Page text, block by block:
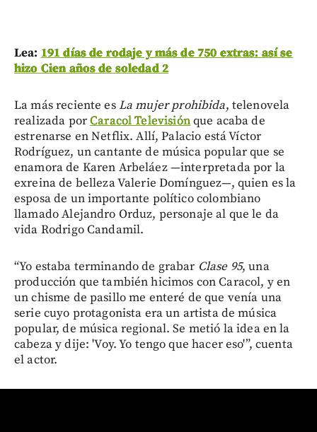
Lea: 191 días de rodaje y más de 750 extras: así se
hizo Cien años de soledad 2
La más reciente esLa mujer prohibida, telenovela
realizada porCaracol Televisiónque acaba de
estrenarse en Netflix. Allí, Palacio está Víctor
Rodríguez, un cantante de música popular que se
enamora de Karen Arbeláez —interpretada por la
exreina de belleza Valerie Domínguez—, quien es la
esposa de un importante político colombiano
llamado Alejandro Orduz, personaje al que le da
vida Rodrigo Candamil.
“Yo estaba terminando de grabar Clase 95, una
producción que también hicimos con Caracol, y en
un chisme de pasillo me enteré de que venía una
serie cuyo protagonista era un artista de música
popular, de música regional. Se metió la idea en la
cabeza y dije: 'Voy. Yo tengo que hacer eso'”, cuenta
el actor.